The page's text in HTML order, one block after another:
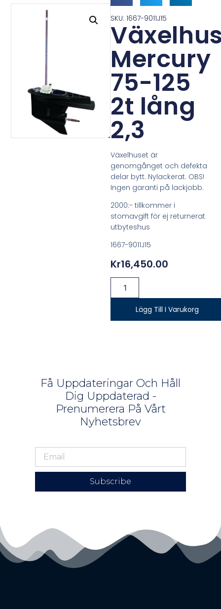
SKU: 1667-9011J15
Mercury
75-125
2t lång
2,3
Växelhuset är
genomgånget och defekta
delar bytt. Nylackerat. OBS!
Ingen garanti på lackjobb.
2000:- tillkommer i
stomavgift för ej returnerat
utbyteshus
1667-9011J15
Kr16,450.00
Lägg Till I Varukorg
Få Uppdateringar Och Håll
Dig Uppdaterad -
Prenumerera På Vårt
Nyhetsbrev
Subscribe